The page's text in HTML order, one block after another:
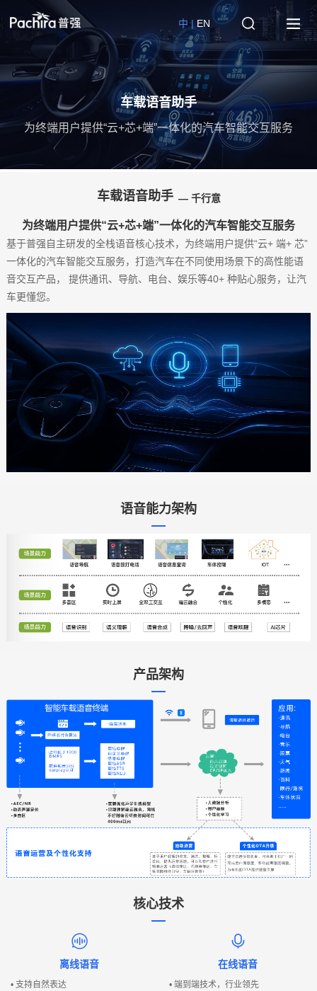
EN
中 |
车载语音助手
为终端用户提供“云+芯+端”一体化的汽车智能交互服务
车载语音助手 — 千行意
为终端用户提供“云+芯+端”一体化的汽车智能交互服务
基于普强自主研发的全栈语音核心技术，为终端用户提供“云+ 端+ 芯”
一体化的汽车智能交互服务，打造汽车在不同使用场景下的高性能语
音交互产品， 提供通讯、导航、电台、娱乐等40+ 种贴心服务，让汽
车更懂您。
语音能力架构
业
痛
点
产品架构
行
业
点
核心技术
离线语音
• 支持自然表达
在线语音
• 端到端技术，行业领先